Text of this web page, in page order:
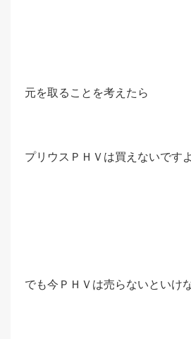
元を取ることを考えたら
プリウスＰＨＶは買えないですよ
でも今ＰＨＶは売らないといけ